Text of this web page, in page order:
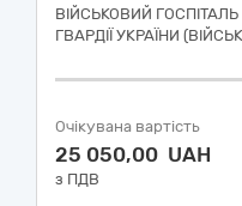
ВІЙСЬКОВИЙ
ГВАРДІЇ УКРАЇНИ
Очікувана вартість
25 050,00 UAH
з ПДВ